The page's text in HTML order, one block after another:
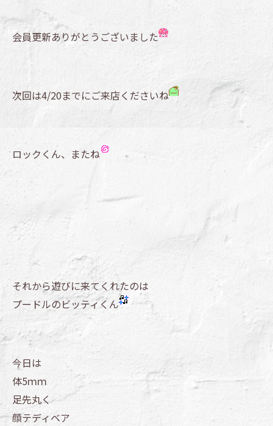
会員更新ありがとうございました
次回は4/20までにご来店くださいね
ロックくん、またね
それから遊びに来てくれたのは
プードルのビッティくん
今日は
体5ｍｍ
足先丸く
顔テディベア